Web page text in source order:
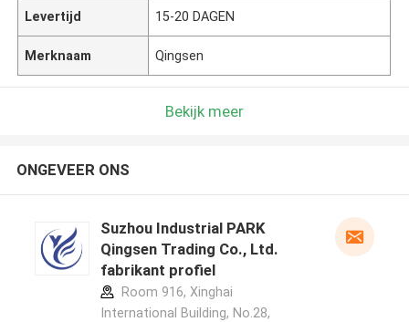
Levertijd 15-20 DAGEN
Merknaam Qingsen
Bekijk meer
ONGEVEER ONS
Suzhou Industrial PARK
Qingsen Trading Co., Ltd.
fabrikant profiel
Room 916, Xinghai
International Building, No.28,